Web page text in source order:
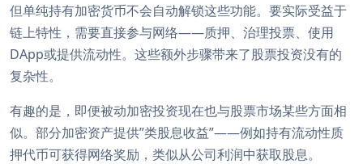
但单纯持有加密货币不会自动解锁这些功能。要实际受益于
链上特性，需要直接参与网络——质押、治理投票、使用
DApp或提供流动性。这些额外步骤带来了股票投资没有的
复杂性。
有趣的是，即便被动加密投资现在也与股票市场某些方面相
似。部分加密资产提供”类股息收益”——例如持有流动性质
押代币可获得网络奖励，类似从公司利润中获取股息。